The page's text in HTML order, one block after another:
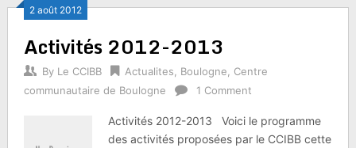
2 août 2012
Activités 2012-2013
By Le CCIBB Actualites Boulogne
Centre
communautaire de Boulogne
1 Comment
Activités 2012-2013 Voici le programme
des activités proposées par le CCIBB cette